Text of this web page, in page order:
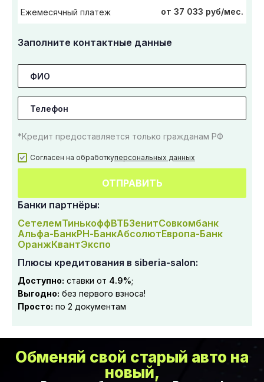
Ежемесячный платеж от 37 033 руб/мес.
Заполните контактные данные
*Кредит предоставляется только гражданам РФ
Согласен на обработкуперсональных данных
ОТПРАВИТЬ
Банки партнёры:
СетелемТинькоффВТБЗенитСовкомбанк
Альфа-БанкРН-БанкАбсолютЕвропа-Банк
ОранжКвантЭкспо
Плюсы кредитования в siberia-salon:
Доступно: ставки от 4.9%;
Выгодно: без первого взноса!
Просто: по 2 документам
Обменяй свой старый авто на
новый,